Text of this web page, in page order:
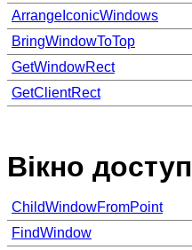
ArrangeIconicWindows
BringWindowToTop
GetWindowRect
GetClientRect
Вікно
ChildWindowFromPoint
FindWindow